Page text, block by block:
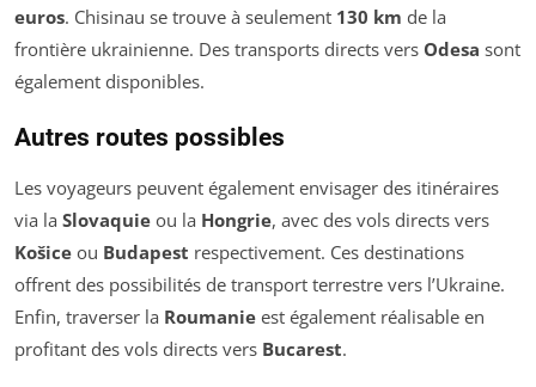
euros. Chisinau se trouve à seulement 130 km de la
frontière ukrainienne. Des transports directs vers Odesa sont
également disponibles.
Autres routes possibles
Les voyageurs peuvent également envisager des itinéraires
via la Slovaquie ou la Hongrie, avec des vols directs vers
Košice ou Budapest respectivement. Ces destinations
offrent des possibilités de transport terrestre vers l’Ukraine.
Enfin, traverser la Roumanie est également réalisable en
profitant des vols directs vers Bucarest.